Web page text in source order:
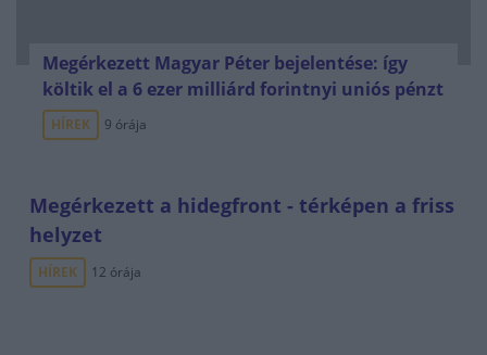
Megérkezett Magyar Péter bejelentése: így
költik el a 6 ezer milliárd forintnyi uniós pénzt
HÍREK 9 órája
Megérkezett a hidegfront - térképen a friss
helyzet
HÍREK 12 órája